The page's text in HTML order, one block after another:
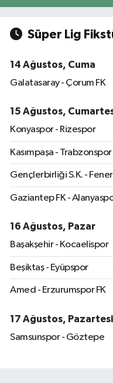
Süper Lig
14 Ağustos, Cuma
Galatasaray - Çorum FK
15 Ağustos,
Konyaspor - Rizespor
Kasımpaşa - Trabzonspor
Gençlerbirliği S.K. -
Gaziantep FK -
16 Ağustos, Pazar
Başakşehir - Kocaelispor
Beşiktaş - Eyüpspor
Amed - Erzurumspor FK
17 Ağustos, Pazartesi
Samsunspor - Göztepe